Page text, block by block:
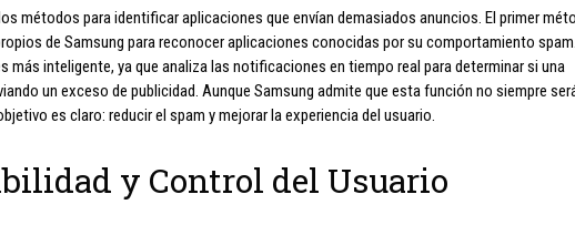
métodos para identificar aplicaciones que envían demasiados anuncios. El primer
de Samsung para reconocer aplicaciones conocidas por su comportamiento
más inteligente, ya que analiza las notificaciones en tiempo real para determinar si una
un exceso de publicidad. Aunque Samsung admite que esta función no siempre
es claro: reducir el spam y mejorar la experiencia del usuario.
y Control del Usuario